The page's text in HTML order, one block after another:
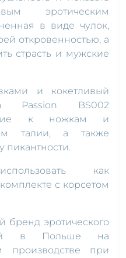
эротическим
в виде чулок,
откровенностью, а
страсть и мужские
и кокетливый
Passion BS002
к ножкам и
талии, а также
пикантности.
как
с корсетом
бренд эротического
в Польше на
производстве при